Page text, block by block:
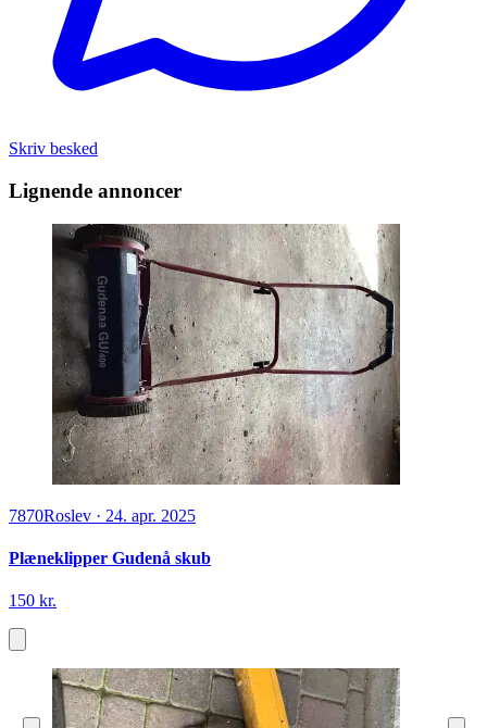
Skriv besked
Lignende annoncer
7870Roslev · 24. apr. 2025
Plæneklipper Gudenå skub
150 kr.